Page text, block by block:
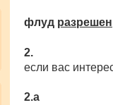
флуд разрешен
2.
если вас
2.а